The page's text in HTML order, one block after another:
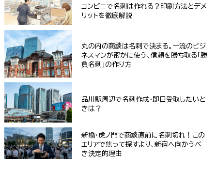
コンビニで名刺は作れる？印刷方法とデメ
リットを徹底解説
丸の内の商談は名刺で決まる。一流のビジ
ネスマンが密かに使う、信頼を勝ち取る「勝
負名刺」の作り方
品川駅周辺で名刺作成・即日受取したいと
きは？
新橋・虎ノ門で商談直前に名刺切れ！この
エリアで焦って探すより、新宿へ向かうべ
き決定的理由